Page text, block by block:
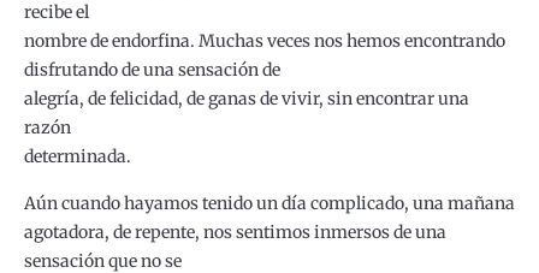
recibe el
nombre de endorfina. Muchas veces nos hemos encontrando
disfrutando de una sensación de
alegría, de felicidad, de ganas de vivir, sin encontrar una
razón
determinada.
Aún cuando hayamos tenido un día complicado, una mañana
agotadora, de repente, nos sentimos inmersos de una
sensación que no se